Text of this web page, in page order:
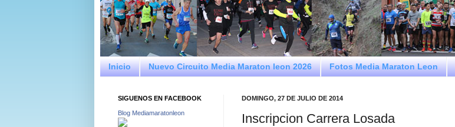
Inicio Nuevo Circuito Media Maraton leon 2026 Fotos Media Maraton Leon
DOMINGO, 27 DE JULIO DE 2014
Inscripcion Carrera Losada
SIGUENOS EN FACEBOOK
Blog Mediamaratonleon